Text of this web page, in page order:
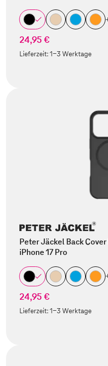
24,95 €
Lieferzeit:1-3 Werktage
Peter Jäckel Back
iPhone 17 Pro
24,95 €
Lieferzeit:1-3 Werktage